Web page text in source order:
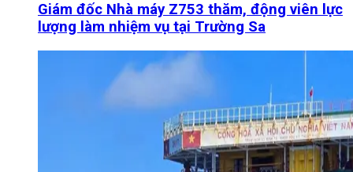
Giám đốc Nhà máy Z753 thăm, động viên lực
lượng làm nhiệm vụ tại Trường Sa